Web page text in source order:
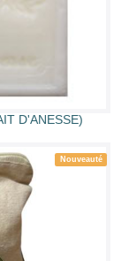
D'ANESSE)
Nouveauté